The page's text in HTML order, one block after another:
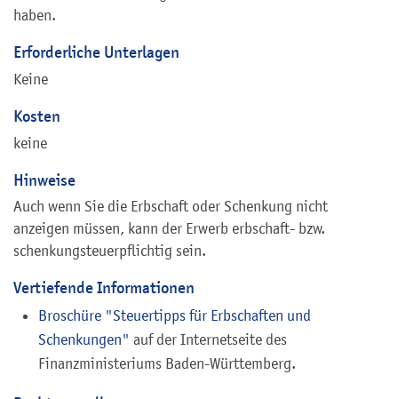
haben.
Erforderliche Unterlagen
Keine
Kosten
keine
Hinweise
Auch wenn Sie die Erbschaft oder Schenkung nicht
anzeigen müssen, kann der Erwerb erbschaft- bzw.
schenkungsteuerpflichtig sein.
Vertiefende Informationen
Broschüre "Steuertipps für Erbschaften und
Schenkungen" auf der Internetseite des
Finanzministeriums Baden-Württemberg.